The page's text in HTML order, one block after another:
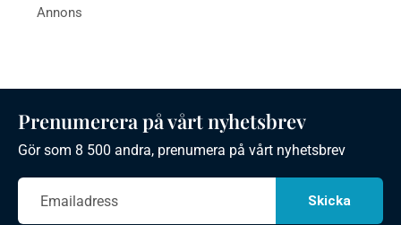
Prenumerera på vårt nyhetsbrev
Gör som 8 500 andra, prenumera på vårt nyhetsbrev